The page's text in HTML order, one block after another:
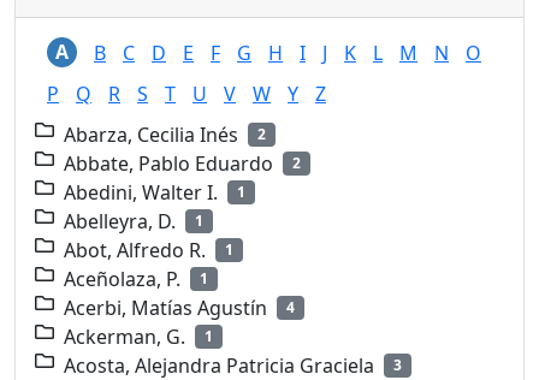
A B C D E F G H I J K L M N
O
P
Q R S T U V W Y
Z
Abarza, Cecilia Inés
2
Abbate, Pablo Eduardo 2
Abedini, Walter I. 1
Abelleyra, D. 1
Abot, Alfredo R. 1
Aceñolaza, P. 1
Acerbi, Matías Agustín 4
Ackerman, G. 1
Acosta, Alejandra Patricia Graciela 3